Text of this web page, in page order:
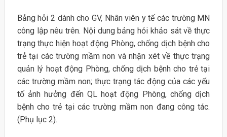
Bảng hỏi 2 dành cho GV, Nhân viên y tế các trường MN
công lập nêu trên. Nội dung bảng hỏi khảo sát về thực
trạng thực hiện hoạt động Phòng, chống dịch bệnh cho
trẻ tại các trường mầm non và nhận xét về thực trạng
quản lý hoạt động Phòng, chống dịch bệnh cho trẻ tại
các trường mầm non; thực trạng tác động của các yếu
tố ảnh hưởng đến QL hoạt động Phòng, chống dịch
bệnh cho trẻ tại các trường mầm non đang công tác.
(Phụ lục 2).